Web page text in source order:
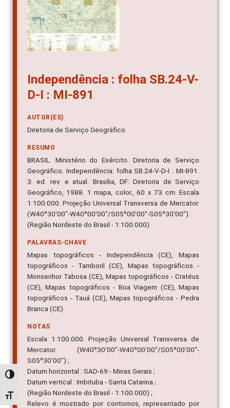
Alternar alto contraste
Alternar tamanho da fonte
Independência : folha SB.24-V-
D-I : MI-891
AUTOR(ES)
Diretoria de Serviço Geográfico
RESUMO
BRASIL. Ministério do Exército. Diretoria de Serviço
Geográfico. Independência: folha SB.24-V-D-I : MI-891.
3. ed. rev. e atual. Brasília, DF: Diretoria de Serviço
Geográfico, 1988. 1 mapa, color., 60 x 73 cm. Escala
1:100.000. Projeção Universal Transversa de Mercator.
(W40º30'00"-W40º00'00"/S05º00'00"-S05º30'00").
(Região Nordeste do Brasil - 1:100.000).
PALAVRAS-CHAVE
Mapas topográficos - Independência (CE), Mapas
topográficos - Tamboril (CE), Mapas topográficos -
Monsenhor Tabosa (CE), Mapas topográficos - Cratéus
(CE), Mapas topográficos - Boa Viagem (CE), Mapas
topográficos - Tauá (CE), Mapas topográficos - Pedra
Branca (CE)
NOTAS
Escala 1:100.000. Projeção Universal Transversa de
Mercator. (W40º30'00"-W40º00'00"/S05º00'00"-
S05º30'00") ;
Datum horizontal : SAD-69 - Minas Gerais ;
Datum vertical : Imbituba - Santa Catarina ;
(Região Nordeste do Brasil - 1:100.000) ;
Relevo é mostrado por contornos, representado por